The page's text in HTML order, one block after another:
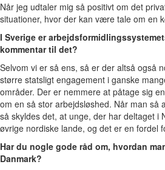
Når jeg udtaler mig så positivt om det
situationer, hvor der kan være tale om en
I Sverige er
kommentar til det?
Selvom vi er så ens, så er der altså også
større statsligt engagement i ganske
områder. Der er nemmere at påtage sig
om en så stor arbejdsløshed. Når man så
så skyldes det, at unge, der har deltaget i
øvrige nordiske lande, og det er en fordel
Har du nogle gode råd om, hvordan
Danmark?